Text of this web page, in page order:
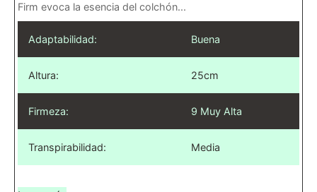
Firm evoca la esencia del colchón...
Adaptabilidad: Buena
Altura: 25cm
Firmeza: 9 Muy Alta
Transpirabilidad: Media